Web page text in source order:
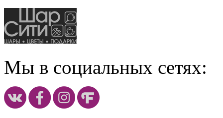
Мы в социальных сетях: